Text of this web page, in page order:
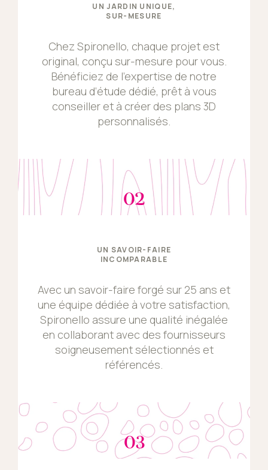
UN JARDIN UNIQUE,
SUR-MESURE
Chez Spironello, chaque projet est
original, conçu sur-mesure pour vous.
Bénéficiez de l’expertise de notre
bureau d’étude dédié, prêt à vous
conseiller et à créer des plans 3D
personnalisés.
02
UN SAVOIR-FAIRE
INCOMPARABLE
Avec un savoir-faire forgé sur 25 ans et
une équipe dédiée à votre satisfaction,
Spironello assure une qualité inégalée
en collaborant avec des fournisseurs
soigneusement sélectionnés et
référencés.
03